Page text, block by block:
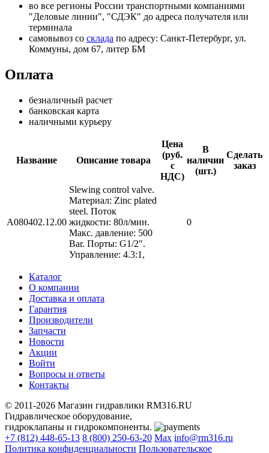
во все регионы России транспортными компаниями
"Деловые линии", "СДЭК" до адреса получателя или
терминала
самовывоз со склада по адресу: Санкт-Петербург, ул.
Коммуны, дом 67, литер БМ
Оплата
безналичный расчет
банковская карта
наличными курьеру
Название Описание товара
Цена
(руб.
с
НДС)
В
наличии
(шт.)
Сделать
заказ
A080402.12.00
Slewing control valve.
Материал: Zinc plated
steel. Поток
жидкости: 80л/мин.
Макс. давление: 500
Bar. Порты: G1/2".
Управление: 4.3:1,
0
Каталог
О компании
Доставка и оплата
Гарантия
Производители
Запчасти
Новости
Акции
Войти
Вопросы и ответы
Контакты
© 2011-2026 Магазин гидравлики RM316.RU
Гидравлическое оборудование,
гидроклапаны и гидрокомпоненты.
+7 (812) 448-65-13 8 (800) 250-63-20 Max info@rm316.ru
Политика конфиденциальности Пользовательское